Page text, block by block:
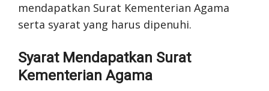
mendapatkan Surat Kementerian Agama
serta syarat yang harus dipenuhi.
Syarat Mendapatkan Surat
Kementerian Agama